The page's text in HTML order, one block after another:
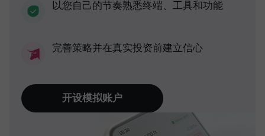
以您自己的节奏熟悉终端、工具和功能
完善策略并在真实投资前建立信心
开设模拟账户